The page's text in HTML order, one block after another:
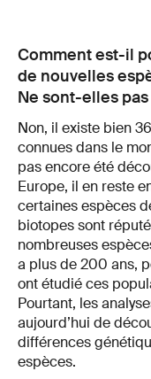
Comment est-il
de nouvelles
Ne sont-elles
Non, il existe bien
connues dans le
pas encore été
Europe, il en reste
certaines espèces
biotopes sont
nombreuses
a plus de 200 ans,
ont étudié ces
Pourtant, les
aujourd’hui de
différences
espèces.